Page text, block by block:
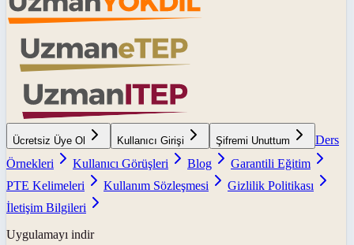
Ücretsiz Üye Ol Kullanıcı Girişi Şifremi Unuttum
Ders
Örnekleri
Kullanıcı Görüşleri Blog
Garantili Eğitim
PTE Kelimeleri
Kullanım Sözleşmesi
Gizlilik Politikası
İletişim Bilgileri
Uygulamayı indir